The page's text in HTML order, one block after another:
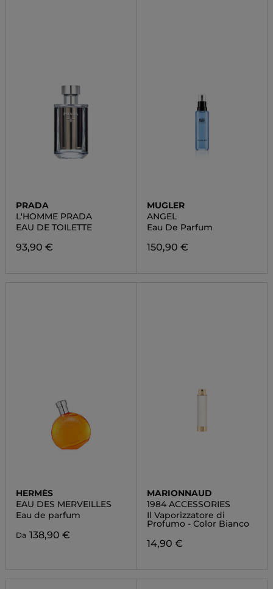
PRADA
L'HOMME PRADA
EAU DE TOILETTE
93,90 €
MUGLER
ANGEL
Eau De Parfum
150,90 €
HERMÈS
EAU DES MERVEILLES
Eau de parfum
Da 138,90 €
MARIONNAUD
1984 ACCESSORIES
Il Vaporizzatore di
Profumo - Color Bianco
14,90 €